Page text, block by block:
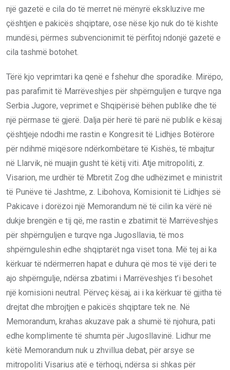
një gazetë e cila do të merret në mënyrë ekskluzive me
çështjen e pakicës shqiptare, ose nëse kjo nuk do të kishte
mundësi, përmes subvencionimit të përfitoj ndonjë gazetë e
cila tashmë botohet.
Tërë kjo veprimtari ka qenë e fshehur dhe sporadike. Mirëpo,
pas parafimit të Marrëveshjes për shpërnguljen e turqve nga
Serbia Jugore, veprimet e Shqipërisë bëhen publike dhe të
një përmase të gjerë. Dalja për herë të parë në publik e kësaj
çështjeje ndodhi me rastin e Kongresit të Lidhjes Botërore
për ndihmë miqësore ndërkombëtare të Kishës, të mbajtur
në Llarvik, në muajin gusht të këtij viti. Atje mitropoliti, z.
Visarion, me urdhër të Mbretit Zog dhe udhëzimet e ministrit
të Punëve të Jashtme, z. Libohova, Komisionit të Lidhjes së
Pakicave i dorëzoi një Memorandum në të cilin ka vërë në
dukje brengën e tij që, me rastin e zbatimit të Marrëveshjes
për shpërnguljen e turqve nga Jugosllavia, të mos
shpërnguleshin edhe shqiptarët nga viset tona. Më tej ai ka
kërkuar të ndërmerren hapat e duhura që mos të vijë deri te
ajo shpërngulje, ndërsa zbatimi i Marrëveshjes t’i besohet
një komisioni neutral. Përveç kësaj, ai i ka kërkuar të gjitha të
drejtat dhe mbrojtjen e pakicës shqiptare tek ne. Në
Memorandum, krahas akuzave pak a shumë të njohura, pati
edhe komplimente të shumta për Jugosllavinë. Lidhur me
këtë Memorandum nuk u zhvillua debat, për arsye se
mitropoliti Visarius atë e tërhoqi, ndërsa si shkas për